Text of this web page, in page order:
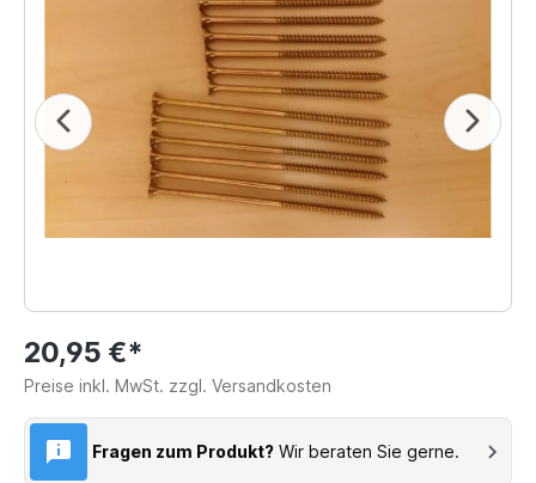
20,95 €*
Preise inkl. MwSt. zzgl. Versandkosten
Fragen zum Produkt? Wir beraten Sie gerne.